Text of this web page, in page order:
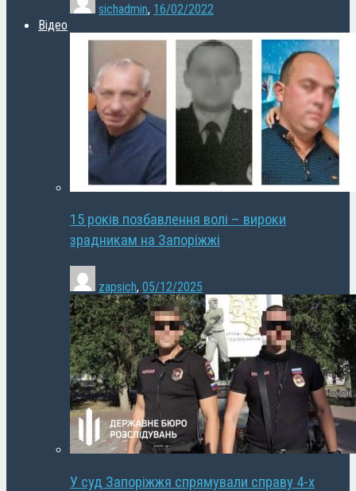
sichadmin, 16/02/2022
Відео
15 років позбавлення волі – вироки
зрадникам на Запоріжжі
zapsich, 05/12/2025
У суд Запоріжжя спрямували справу 4-х